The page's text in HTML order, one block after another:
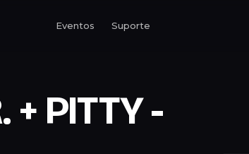
Eventos Suporte
+ PITTY -